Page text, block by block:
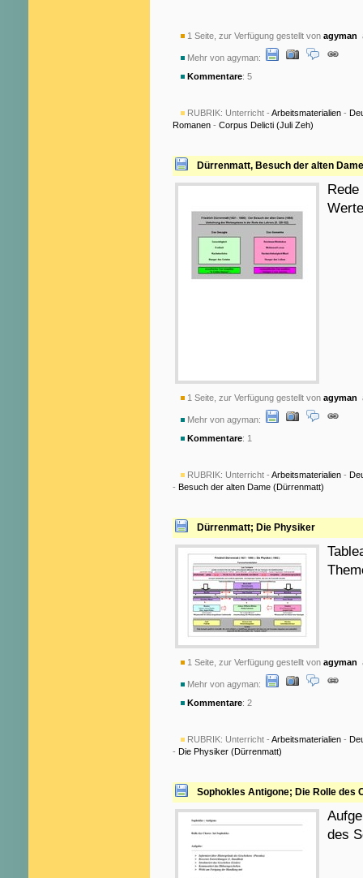
1 Seite, zur Verfügung gestellt von agyman
Mehr von agyman:
Kommentare: 5
RUBRIK: Unterricht - Arbeitsmaterialien -
Romanen - Corpus Delicti (Juli Zeh)
Dürrenmatt, Besuch der alten Dame
1 Seite, zur Verfügung gestellt von agyman
Mehr von agyman:
Kommentare: 1
RUBRIK: Unterricht - Arbeitsmaterialien -
- Besuch der alten Dame (Dürrenmatt)
Dürrenmatt; Die Physiker
1 Seite, zur Verfügung gestellt von agyman
Mehr von agyman:
Kommentare: 2
RUBRIK: Unterricht - Arbeitsmaterialien -
- Die Physiker (Dürrenmatt)
Sophokles Antigone; Die Rolle des
des